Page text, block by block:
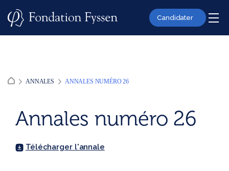
Candidater
ANNALES ANNALES NUMÉRO 26
Annales numéro 26
Télécharger l'annale